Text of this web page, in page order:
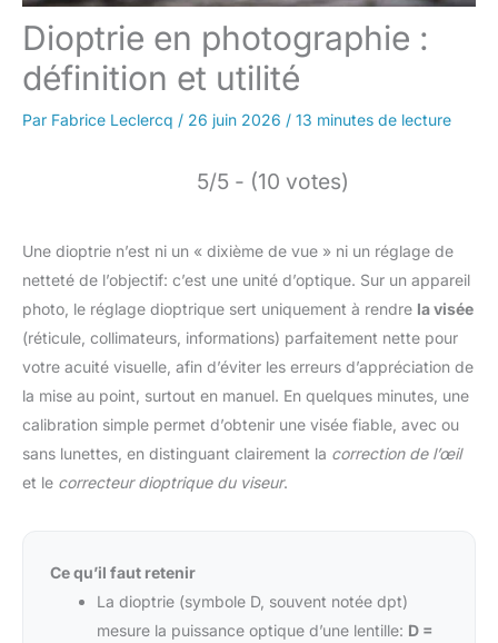
Dioptrie en photographie :
définition et utilité
Par Fabrice Leclercq / 26 juin 2026 / 13 minutes de lecture
5/5 - (10 votes)
Une dioptrie n’est ni un « dixième de vue » ni un réglage de
netteté de l’objectif: c’est une unité d’optique. Sur un appareil
photo, le réglage dioptrique sert uniquement à rendre la visée
(réticule, collimateurs, informations) parfaitement nette pour
votre acuité visuelle, afin d’éviter les erreurs d’appréciation de
la mise au point, surtout en manuel. En quelques minutes, une
calibration simple permet d’obtenir une visée fiable, avec ou
sans lunettes, en distinguant clairement la correction de l’œil
et le correcteur dioptrique du viseur.
Ce qu’il faut retenir
La dioptrie (symbole D, souvent notée dpt)
mesure la puissance optique d’une lentille: D =